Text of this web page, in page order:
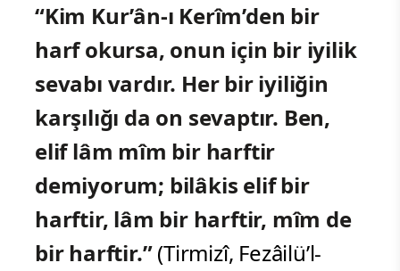
“Kim Kur’ân-ı Kerîm’den bir
harf okursa, onun için bir iyilik
sevabı vardır. Her bir iyiliğin
karşılığı da on sevaptır. Ben,
elif lâm mîm bir harftir
demiyorum; bilâkis elif bir
harftir, lâm bir harftir, mîm de
bir harftir.”(Tirmizî, Fezâilü’l-